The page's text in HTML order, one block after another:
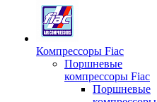
Компрессоры Fiac
Поршневые
компрессоры Fiac
Поршневые